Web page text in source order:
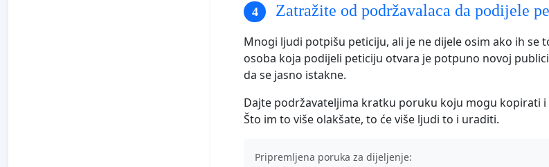
Zatražite od podržavalaca da podijele
Mnogi ljudi potpišu peticiju, ali je ne dijele osim ako ih se
osoba koja podijeli peticiju otvara je potpuno novoj
da se jasno istakne.
Dajte podržavateljima kratku poruku koju mogu kopirati i
Što im to više olakšate, to će više ljudi to i uraditi.
Pripremljena poruka za dijeljenje: